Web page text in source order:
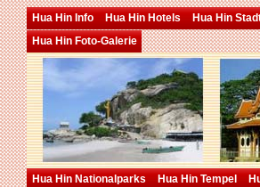
Hua Hin Info Hua Hin Hotels Hua Hin
Hua Hin Foto-Galerie
Hua Hin Nationalparks Hua Hin Tempel